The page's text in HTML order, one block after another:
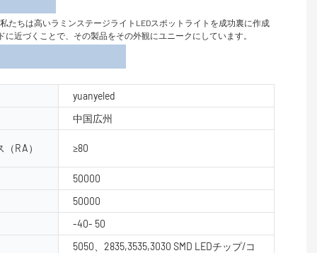
たちは高いラミンステージライトLEDスポットライトを成功裏に作成
近づくことで、その製品をその外観にユニークにしています。
yuanyeled
中国広州
RA） ≥80
50000
50000
-40- 50
5050、2835,3535,3030 SMD LEDチップ/コ